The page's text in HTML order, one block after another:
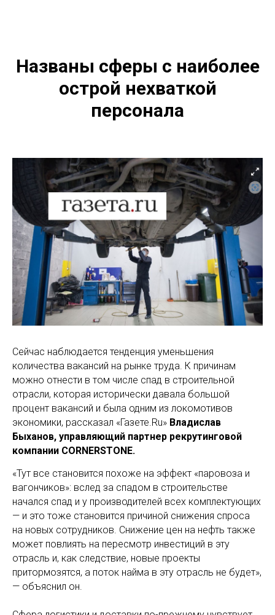
Названы сферы с наиболее
острой нехваткой
персонала
Сейчас наблюдается тенденция уменьшения
количества вакансий на рынке труда. К причинам
можно отнести в том числе спад в строительной
отрасли, которая исторически давала большой
процент вакансий и была одним из локомотивов
экономики, рассказал «Газете.Ru» Владислав
Быханов, управляющий партнер рекрутинговой
компании CORNERSTONE.
«Тут все становится похоже на эффект «паровоза и
вагончиков»: вслед за спадом в строительстве
начался спад и у производителей всех комплектующих
— и это тоже становится причиной снижения спроса
на новых сотрудников. Снижение цен на нефть также
может повлиять на пересмотр инвестиций в эту
отрасль и, как следствие, новые проекты
притормозятся, а поток найма в эту отрасль не будет»,
— объяснил он.